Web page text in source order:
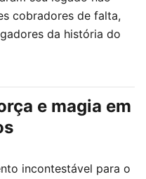
cobradores de falta,
da história do
e magia em
incontestável para o